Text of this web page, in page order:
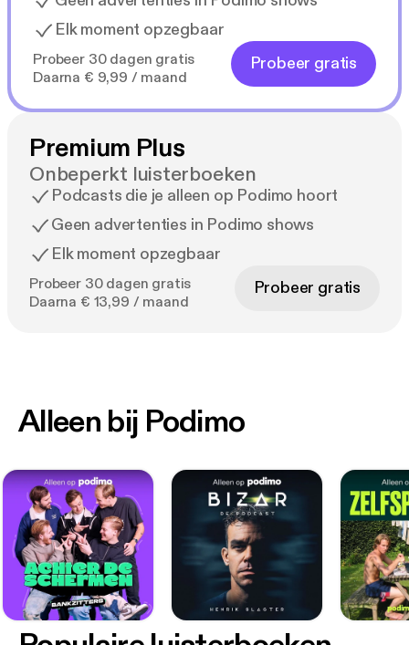
Elk moment opzegbaar
Probeer 30 dagen gratis
Daarna € 9,99 / maand
Probeer gratis
Premium Plus
Onbeperkt luisterboeken
Podcasts die je alleen op Podimo hoort
Geen advertenties in Podimo shows
Elk moment opzegbaar
Probeer 30 dagen gratis
Daarna € 13,99 / maand
Probeer gratis
Alleen bij Podimo